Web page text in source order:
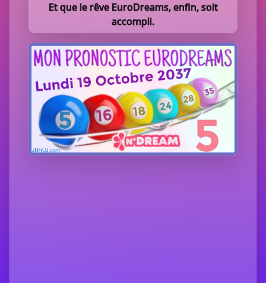
Et que le rêve EuroDreams, enfin, soit
accompli.